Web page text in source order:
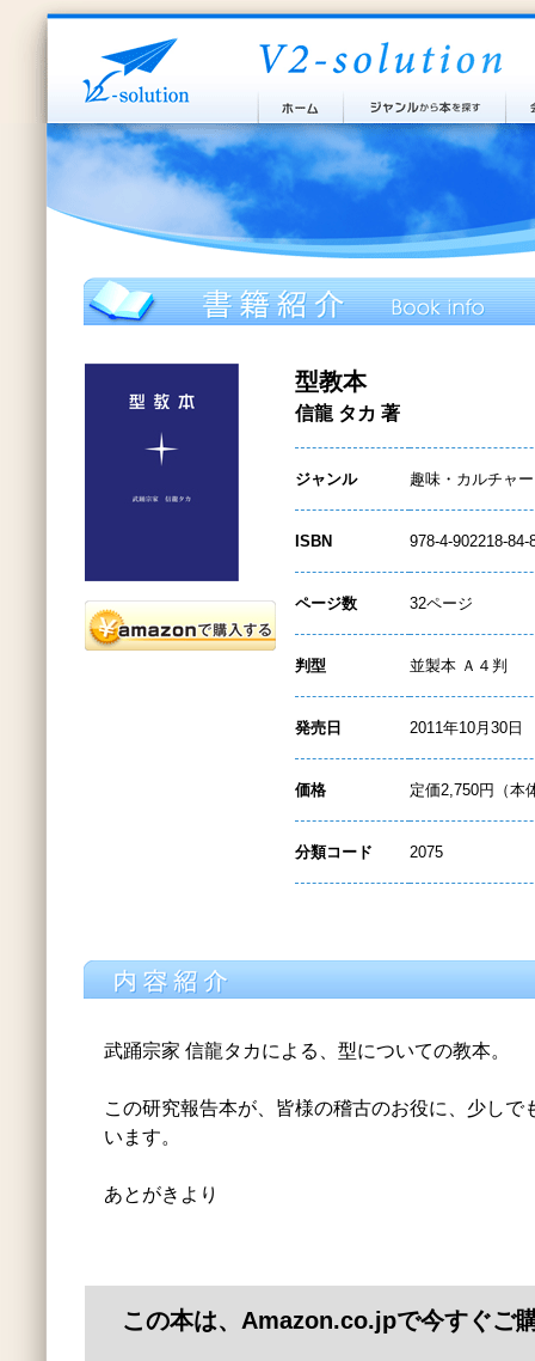
型教本
信龍 タカ 著
ジャンル 趣味・カルチャー
ISBN 978-4-902218-84-
ページ数 32ページ
判型 並製本 Ａ４判
発売日 2011年10月30日
価格 定価2,750円（本
分類コード 2075
武踊宗家 信龍タカによる、型についての教本。
この研究報告本が、皆様の稽古のお役に、少しで
います。
あとがきより
この本は、Amazon.co.jpで今すぐご